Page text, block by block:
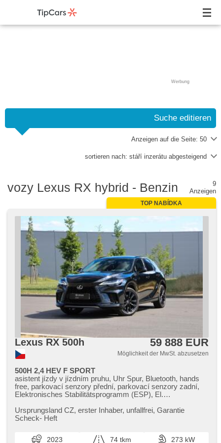
Werbung
Suche editieren
Anzeigen auf die Seite: 50
sortieren nach: stáří inzerátu abgesteigend
vozy Lexus RX hybrid - Benzin
9
Anzeigen
TOP NABÍDKA
Lexus RX 500h 59 888 EUR
Möglichkeit der MwSt. abzusetzen
500H 2,4 HEV F SPORT
asistent jízdy v jízdním pruhu, Uhr Spur, Bluetooth, hands
free, parkovací senzory přední, parkovací senzory zadní,
Elektronisches Stabilitätsprogramm (ESP), El.
Fahrkamera, řazení pádly pod volantem, Navigation,
beheizte Spiegel, beheizte Sitze, zatmavená zadní skla,
Lederpolsterung, Ledersitze, Adaptive
Ursprungsland CZ,​ erster Inhaber,​ unfallfrei,​ Garantie
Scheck​- Heft
2023 74 tkm
273 kW